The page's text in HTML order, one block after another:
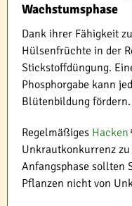
Wachstumsphase
Dank ihrer Fähigkeit
Hülsenfrüchte in der
Stickstoffdüngung.
Phosphorgabe kann
Blütenbildung fördern.
Regelmäßiges Hacken
Unkrautkonkurrenz
Anfangsphase sollten
Pflanzen nicht von